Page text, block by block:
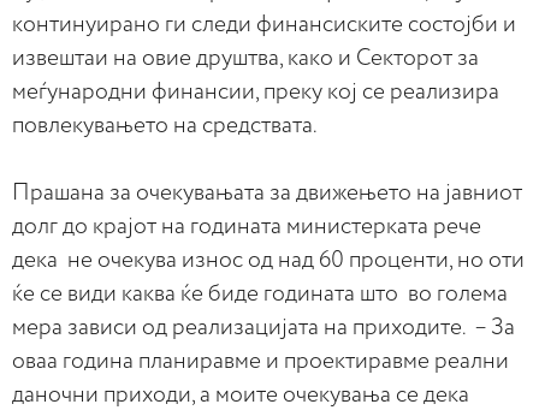
континуирано ги следи финансиските состојби и
извештаи на овие друштва, како и Секторот за
меѓународни финансии, преку кој се реализира
повлекувањето на средствата.
Прашана за очекувањата за движењето на јавниот
долг до крајот на годината министерката рече
дека не очекува износ од над 60 проценти, но оти
ќе се види каква ќе биде годината што во голема
мера зависи од реализацијата на приходите. – За
оваа година планиравме и проектиравме реални
даночни приходи, а моите очекувања се дека